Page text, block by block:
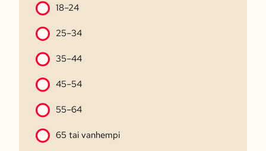
18–24
25–34
35–44
45–54
55–64
65 tai vanhempi